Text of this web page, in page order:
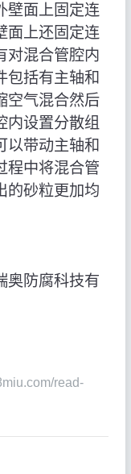
壁面上固定连
面上还固定连
对混合管腔内
包括有主轴和
空气混合然后
内设置分散组
以带动主轴和
程中将混合管
的砂粒更加均
奥防腐科技有
read-